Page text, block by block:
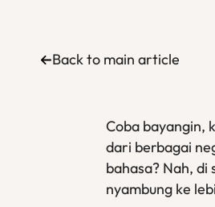
Back to main article
Coba bayangin,
dari berbagai
bahasa? Nah, di
nyambung ke